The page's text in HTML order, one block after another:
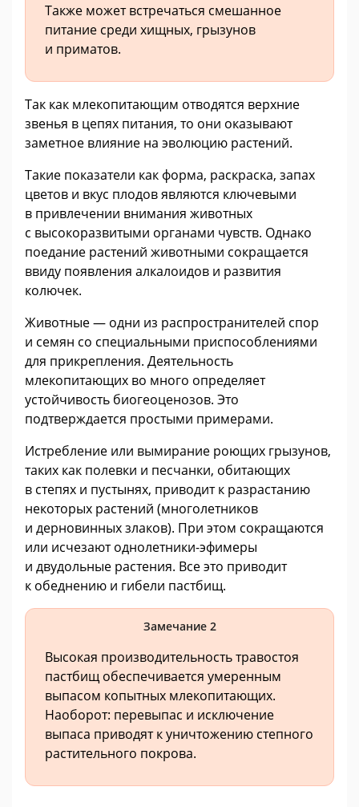
Также может встречаться смешанное
питание среди хищных, грызунов
и приматов.
Так как млекопитающим отводятся верхние
звенья в цепях питания, то они оказывают
заметное влияние на эволюцию растений.
Такие показатели как форма, раскраска, запах
цветов и вкус плодов являются ключевыми
в привлечении внимания животных
с высокоразвитыми органами чувств. Однако
поедание растений животными сокращается
ввиду появления алкалоидов и развития
колючек.
Животные — одни из распространителей спор
и семян со специальными приспособлениями
для прикрепления. Деятельность
млекопитающих во много определяет
устойчивость биогеоценозов. Это
подтверждается простыми примерами.
Истребление или вымирание роющих грызунов,
таких как полевки и песчанки, обитающих
в степях и пустынях, приводит к разрастанию
некоторых растений (многолетников
и дерновинных злаков). При этом сокращаются
или исчезают однолетники-эфимеры
и двудольные растения. Все это приводит
к обеднению и гибели пастбищ.
Замечание 2
Высокая производительность травостоя
пастбищ обеспечивается умеренным
выпасом копытных млекопитающих.
Наоборот: перевыпас и исключение
выпаса приводят к уничтожению степного
растительного покрова.